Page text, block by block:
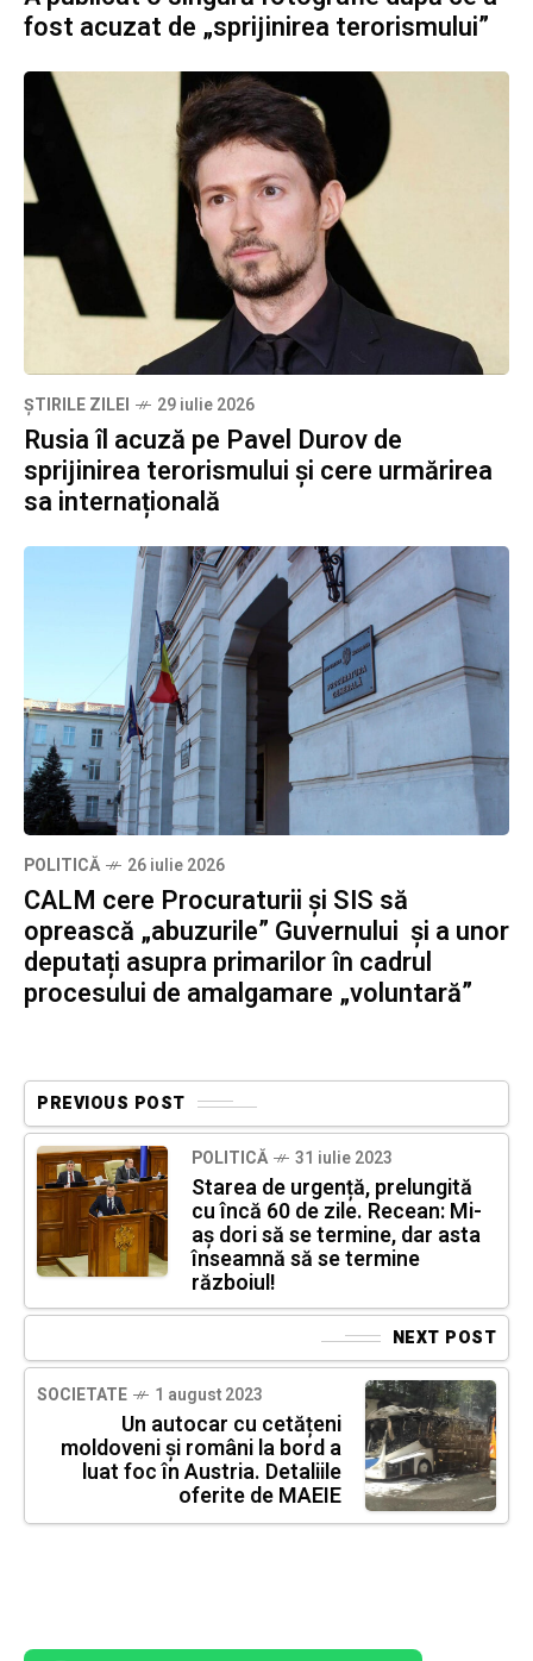
fost acuzat de „sprijinirea terorismului”
ȘTIRILE ZILEI 29 iulie 2026
Rusia îl acuză pe Pavel Durov de
sprijinirea terorismului și cere urmărirea
sa internațională
POLITICĂ 26 iulie 2026
CALM cere Procuraturii și SIS să
oprească „abuzurile” Guvernului și a unor
deputați asupra primarilor în cadrul
procesului de amalgamare „voluntară”
PREVIOUS POST
POLITICĂ 31 iulie 2023
Starea de urgență, prelungită
cu încă 60 de zile. Recean: Mi-
aș dori să se termine, dar asta
înseamnă să se termine
războiul!
NEXT POST
SOCIETATE 1 august 2023
Un autocar cu cetățeni
moldoveni și români la bord a
luat foc în Austria. Detaliile
oferite de MAEIE